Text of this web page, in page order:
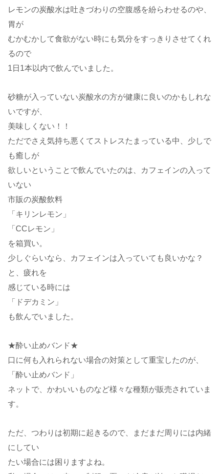
レモンの炭酸水は吐きづわりの空腹感を紛らわせるのや、
胃が
むかむかして食欲がない時にも気分をすっきりさせてくれ
るので
1日1本以内で飲んでいました。
砂糖が入っていない炭酸水の方が健康に良いのかもしれな
いですが、
美味しくない！！
ただでさえ気持ち悪くてストレスたまっている中、少しで
も癒しが
欲しいということで飲んでいたのは、カフェインの入って
いない
市販の炭酸飲料
「キリンレモン」
「CCレモン」
を箱買い。
少しぐらいなら、カフェインは入っていても良いかな？
と、疲れを
感じている時には
「ドデカミン」
も飲んでいました。
★酔い止めバンド★
口に何も入れられない場合の対策として重宝したのが、
「酔い止めバンド」
ネットで、かわいいものなど様々な種類が販売されていま
す。
ただ、つわりは初期に起きるので、まだまだ周りには内緒
にしてい
たい場合には困りますよね。